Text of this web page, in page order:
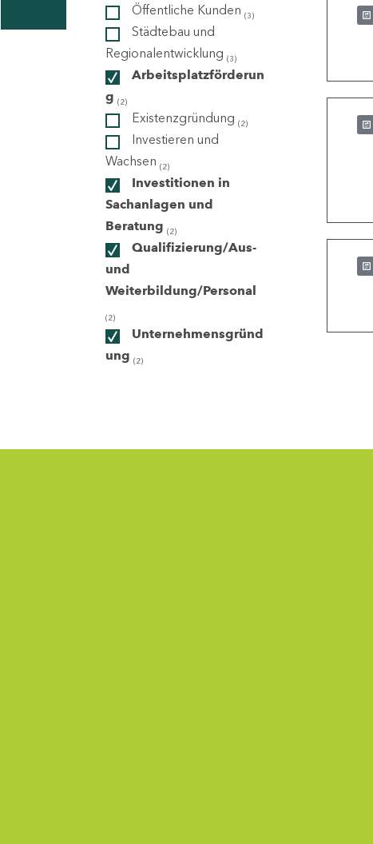
Öffentliche Kunden (3)
Städtebau und
Regionalentwicklung (3)
Arbeitsplatzförderun
g (2)
Existenzgründung (2)
Investieren und
Wachsen (2)
Investitionen in
Sachanlagen und
Beratung (2)
Qualifizierung/Aus-
und
Weiterbildung/Personal
(2)
Unternehmensgründ
ung (2)